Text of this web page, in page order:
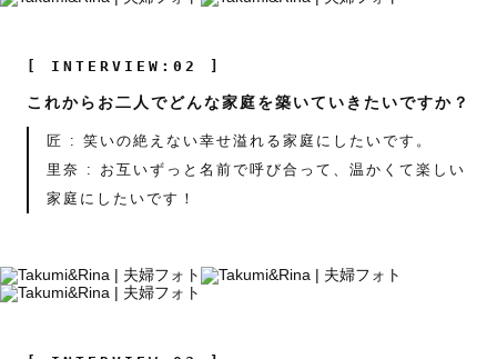
[ INTERVIEW:02 ]
これからお二人でどんな家庭を築いていきたいですか？
匠 : 笑いの絶えない幸せ溢れる家庭にしたいです。
里奈 : お互いずっと名前で呼び合って、温かくて楽しい
家庭にしたいです！